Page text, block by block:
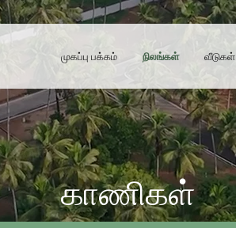
முகப்பு பக்கம் நிலங்கள் வீடுகள்
காணிகள்